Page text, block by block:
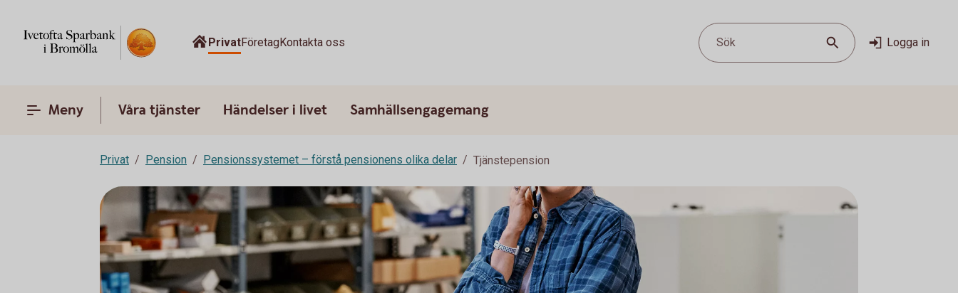
PrivatFöretagKontakta oss Sök Logga in
Meny Våra tjänster Händelser i livet Samhällsengagemang
Privat Pension Pensionssystemet – förstå pensionens olika delar Tjänstepension